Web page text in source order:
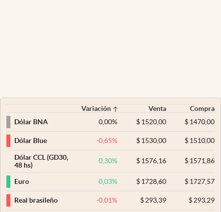
Variación Venta
Compra
Dólar BNA
0,00% $ 1520,00 $1470,00
Dólar Blue -0,65% $ 1530,00 $1510,00
Dólar CCL (GD30,
48 hs)
0,30% $ 1576,16 $1571,86
Euro 0,03% $ 1728,60 $1727,57
Real brasileño -0,01% $ 293,39 $293,29